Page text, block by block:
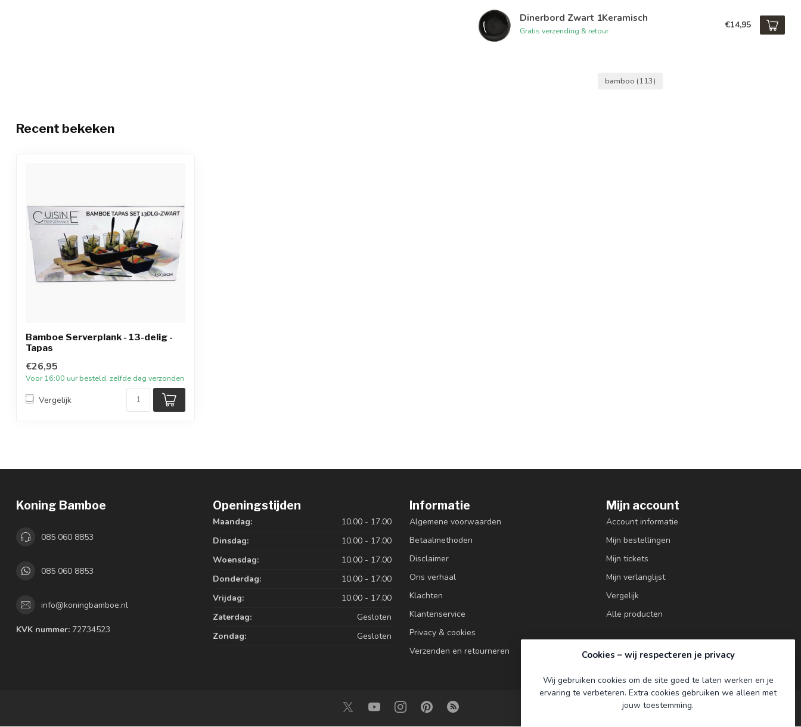
Dinerbord Zwart 1Keramisch
Gratis verzending & retour
€14,95
bamboo (113)
Recent bekeken
Bamboe Serverplank - 13-delig -
Tapas
€26,95
Voor 16:00 uur besteld, zelfde dag verzonden
Vergelijk
Koning Bamboe
085 060 8853
085 060 8853
info@koningbamboe.nl
KVK nummer: 72734523
Openingstijden
Maandag:
10.00 - 17.00
Dinsdag:
10.00 - 17.00
Woensdag:
10.00 - 17.00
Donderdag:
10.00 - 17:00
Vrijdag:
10.00 - 17.00
Zaterdag:
Gesloten
Zondag:
Gesloten
Informatie
Algemene voorwaarden
Betaalmethoden
Disclaimer
Ons verhaal
Klachten
Klantenservice
Privacy & cookies
Verzenden en retourneren
Mijn account
Account informatie
Mijn bestellingen
Mijn tickets
Mijn verlanglijst
Vergelijk
Alle producten
Cookies – wij respecteren je privacy
Wij gebruiken cookies om de site goed te laten werken en je
ervaring te verbeteren. Extra cookies gebruiken we alleen met
jouw toestemming.